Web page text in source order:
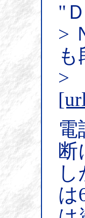
"
>
>
電
断
は